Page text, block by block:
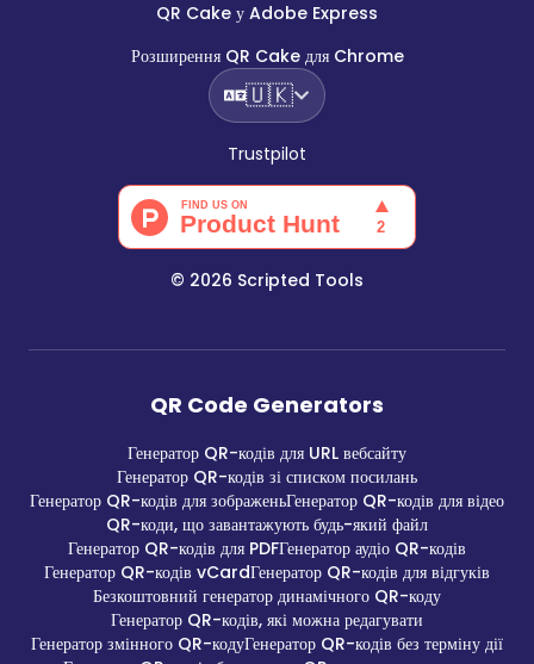
QR Cake у Adobe Express
Розширення QR Cake для Chrome
🇺🇰
Trustpilot
© 2026 Scripted Tools
QR Code Generators
Генератор QR-кодів для URL вебсайту
Генератор QR-кодів зі списком посилань
Генератор QR-кодів для зображеньГенератор QR-кодів для відео
QR-коди, що завантажують будь-який файл
Генератор QR-кодів для PDFГенератор аудіо QR-кодів
Генератор QR-кодів vCardГенератор QR-кодів для відгуків
Безкоштовний генератор динамічного QR-коду
Генератор QR-кодів, які можна редагувати
Генератор змінного QR-кодуГенератор QR-кодів без терміну дії